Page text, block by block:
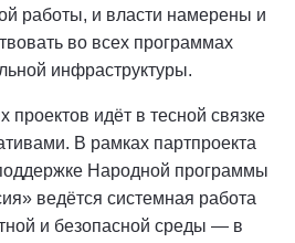
работы, и власти намерены и
во всех программах
инфраструктуры.
проектов идёт в тесной связке
В рамках партпроекта
Народной программы
ведётся системная работа
и безопасной среды — в